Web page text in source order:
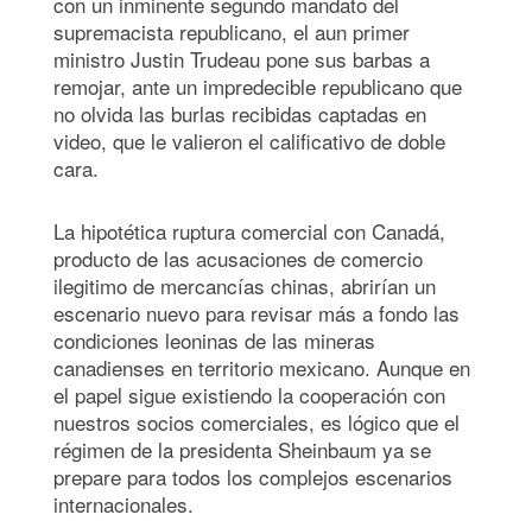
supremacista republicano, el aun primer
ministro Justin Trudeau pone sus barbas a
remojar, ante un impredecible republicano que
no olvida las burlas recibidas captadas en
video, que le valieron el calificativo de doble
cara.
La hipotética ruptura comercial con Canadá,
producto de las acusaciones de comercio
ilegitimo de mercancías chinas, abrirían un
escenario nuevo para revisar más a fondo las
condiciones leoninas de las mineras
canadienses en territorio mexicano. Aunque en
el papel sigue existiendo la cooperación con
nuestros socios comerciales, es lógico que el
régimen de la presidenta Sheinbaum ya se
prepare para todos los complejos escenarios
internacionales.